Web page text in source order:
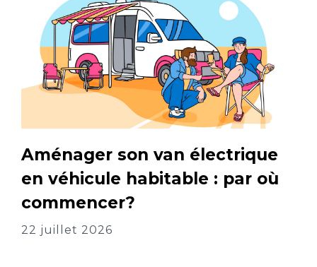
Aménager son van électrique
en véhicule habitable : par où
commencer?
22 juillet 2026